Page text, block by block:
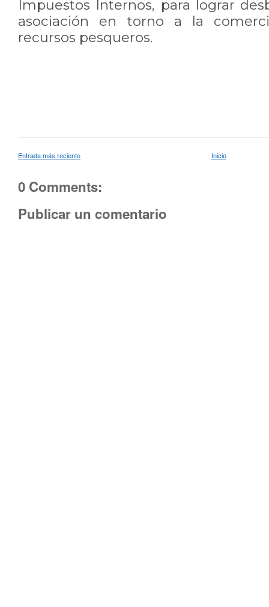
Impuestos Internos, para lograr
asociación en torno a la
recursos pesqueros.
Entrada más reciente Inicio
0 Comments:
Publicar un comentario